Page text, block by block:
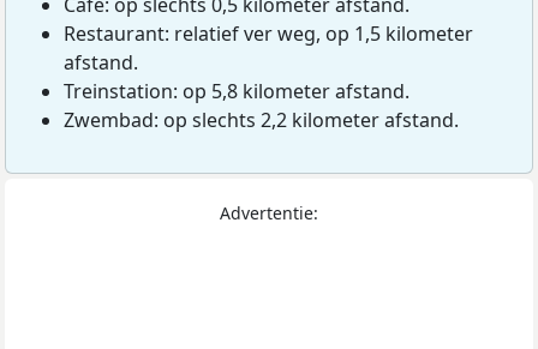
Café: op slechts 0,5 kilometer afstand.
Restaurant: relatief ver weg, op 1,5 kilometer
afstand.
Treinstation: op 5,8 kilometer afstand.
Zwembad: op slechts 2,2 kilometer afstand.
Advertentie: